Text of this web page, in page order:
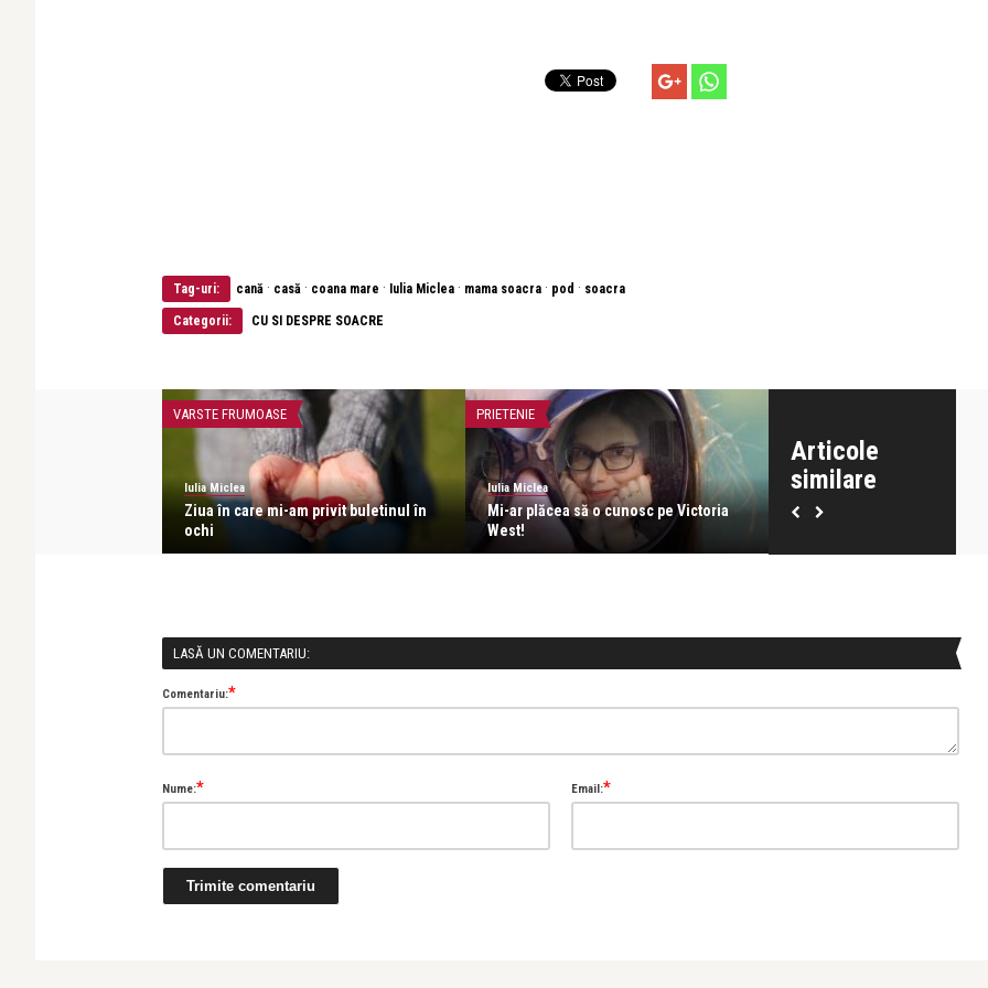
Tag-uri: cană · casă · coana mare · Iulia Miclea · mama soacra · pod · soacra
Categorii: CU SI DESPRE SOACRE
Articole
similare
VARSTE FRUMOASE
Iulia Miclea
Ziua în care mi-am privit buletinul în
ochi
PRIETENIE
Iulia Miclea
Mi-ar plăcea să o cunosc pe Victoria
West!
Iulia Miclea
Doar iubirea e ruptă din Rai,
LASĂ UN COMENTARIU:
Comentariu:*
Nume:* Email:*